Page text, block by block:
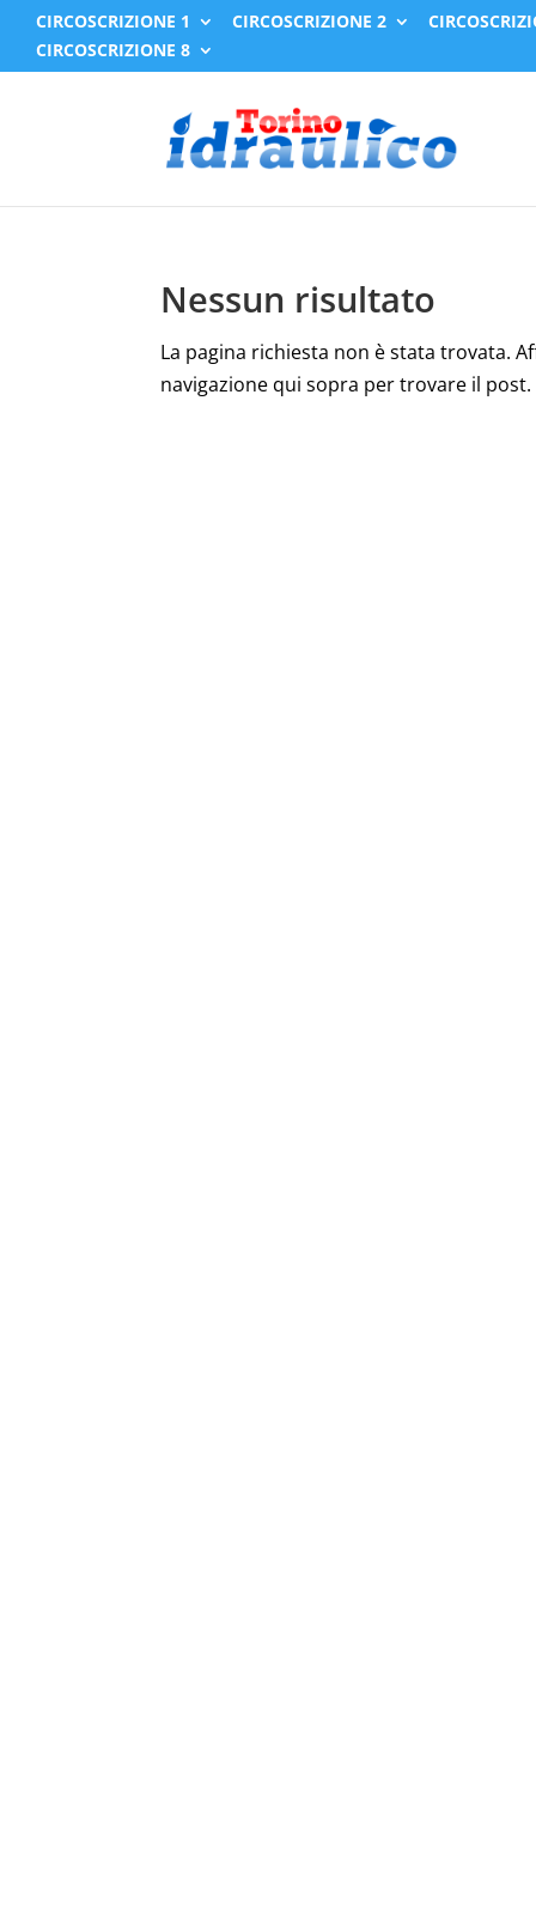
CIRCOSCRIZIONE 1 CIRCOSCRIZIONE 2
CIRCOSCRIZIONE 8
Nessun risultato
La pagina richiesta non è stata trovata.
navigazione qui sopra per trovare il post.